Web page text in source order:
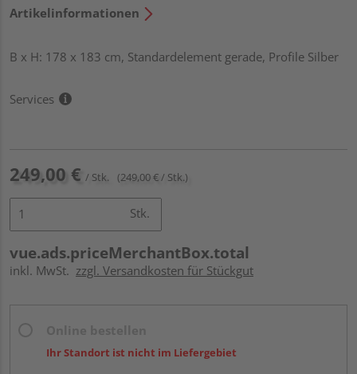
Artikelinformationen
B x H: 178 x 183 cm, Standardelement gerade, Profile Silber
Services
249,00 € / Stk. (249,00 € / Stk.)
Stk.
vue.ads.priceMerchantBox.total
inkl. MwSt. zzgl. Versandkosten für Stückgut
Ihr Standort ist nicht im Liefergebiet